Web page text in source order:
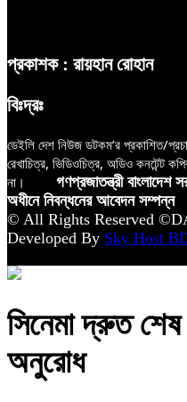
প্রকাশক : রায়হান রোহান
বিঃদ্রঃ
ডেইলি দেশ নিউজ ডটকম’র প্রকাশিত/
রেখাচিত্র, ভিডিওচিত্র, অডিও কনটেন্ট
না।
গণপ্রজাতন্ত্রী বাংলাদেশ
অধীনে নিবন্ধনের আবেদন সম্পন্ন
© All Rights Reserved
Developed By Sky Host
সিনেমা ‌দ্রুত
অনুরোধ